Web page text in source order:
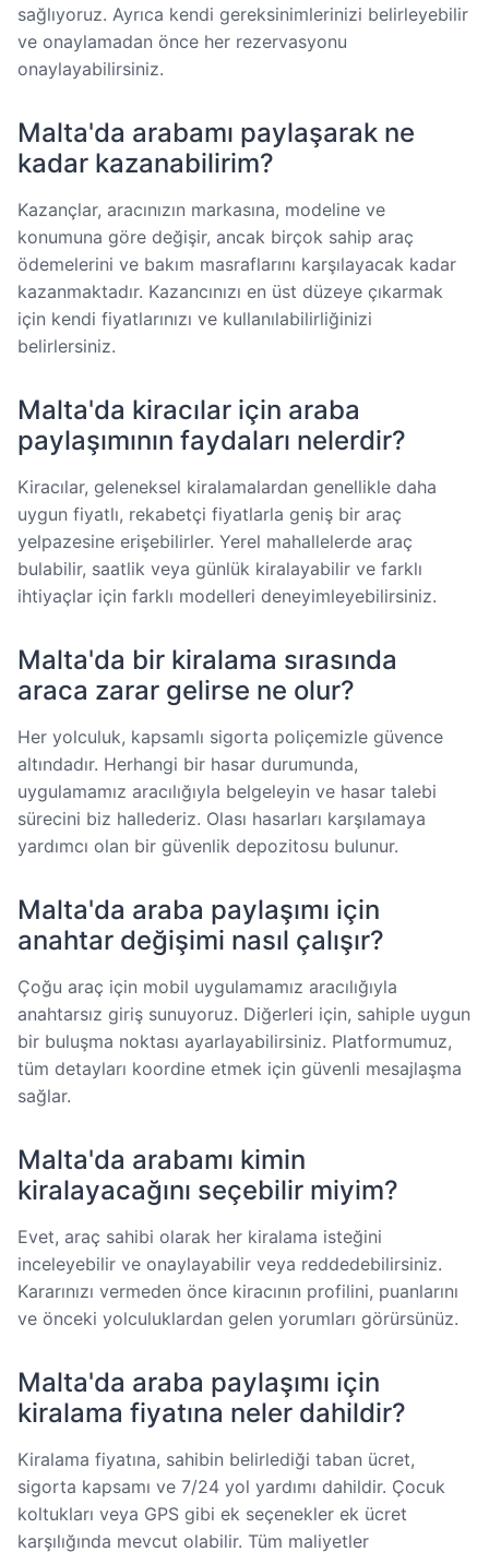
sağlıyoruz. Ayrıca kendi gereksinimlerinizi belirleyebilir
ve onaylamadan önce her rezervasyonu
onaylayabilirsiniz.
Malta'da arabamı paylaşarak ne
kadar kazanabilirim?
Kazançlar, aracınızın markasına, modeline ve
konumuna göre değişir, ancak birçok sahip araç
ödemelerini ve bakım masraflarını karşılayacak kadar
kazanmaktadır. Kazancınızı en üst düzeye çıkarmak
için kendi fiyatlarınızı ve kullanılabilirliğinizi
belirlersiniz.
Malta'da kiracılar için araba
paylaşımının faydaları nelerdir?
Kiracılar, geleneksel kiralamalardan genellikle daha
uygun fiyatlı, rekabetçi fiyatlarla geniş bir araç
yelpazesine erişebilirler. Yerel mahallelerde araç
bulabilir, saatlik veya günlük kiralayabilir ve farklı
ihtiyaçlar için farklı modelleri deneyimleyebilirsiniz.
Malta'da bir kiralama sırasında
araca zarar gelirse ne olur?
Her yolculuk, kapsamlı sigorta poliçemizle güvence
altındadır. Herhangi bir hasar durumunda,
uygulamamız aracılığıyla belgeleyin ve hasar talebi
sürecini biz hallederiz. Olası hasarları karşılamaya
yardımcı olan bir güvenlik depozitosu bulunur.
Malta'da araba paylaşımı için
anahtar değişimi nasıl çalışır?
Çoğu araç için mobil uygulamamız aracılığıyla
anahtarsız giriş sunuyoruz. Diğerleri için, sahiple uygun
bir buluşma noktası ayarlayabilirsiniz. Platformumuz,
tüm detayları koordine etmek için güvenli mesajlaşma
sağlar.
Malta'da arabamı kimin
kiralayacağını seçebilir miyim?
Evet, araç sahibi olarak her kiralama isteğini
inceleyebilir ve onaylayabilir veya reddedebilirsiniz.
Kararınızı vermeden önce kiracının profilini, puanlarını
ve önceki yolculuklardan gelen yorumları görürsünüz.
Malta'da araba paylaşımı için
kiralama fiyatına neler dahildir?
Kiralama fiyatına, sahibin belirlediği taban ücret,
sigorta kapsamı ve 7/24 yol yardımı dahildir. Çocuk
koltukları veya GPS gibi ek seçenekler ek ücret
karşılığında mevcut olabilir. Tüm maliyetler